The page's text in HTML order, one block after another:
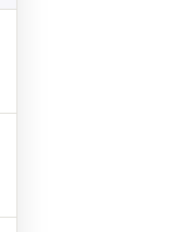
HR
và Đầu tư thành
18/01/2024.